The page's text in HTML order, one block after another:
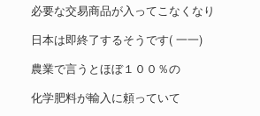
必要な交易商品が入ってこなくなり
日本は即終了するそうです( 一一)
農業で言うとほぼ１００％の
化学肥料が輸入に頼っていて